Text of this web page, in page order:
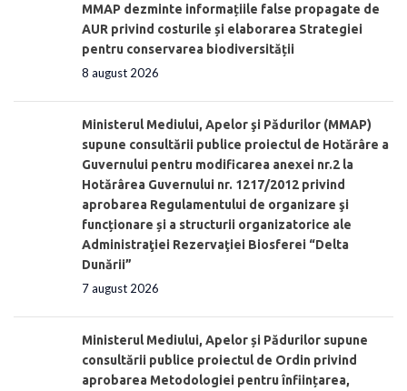
MMAP dezminte informațiile false propagate de
AUR privind costurile și elaborarea Strategiei
pentru conservarea biodiversității
8 august 2026
Ministerul Mediului, Apelor şi Pădurilor (MMAP)
supune consultării publice proiectul de Hotărâre a
Guvernului pentru modificarea anexei nr.2 la
Hotărârea Guvernului nr. 1217/2012 privind
aprobarea Regulamentului de organizare şi
funcționare și a structurii organizatorice ale
Administraţiei Rezervaţiei Biosferei “Delta
Dunării”
7 august 2026
Ministerul Mediului, Apelor și Pădurilor supune
consultării publice proiectul de Ordin privind
aprobarea Metodologiei pentru înființarea,